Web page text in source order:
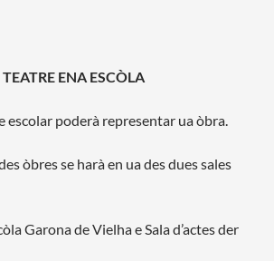
ENA ESCÒLA
escolar poderà representar ua òbra.
òbres se harà en ua des dues sales
Garona de Vielha e Sala d’actes der